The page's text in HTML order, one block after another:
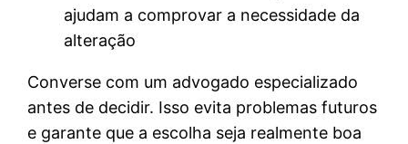
ajudam a comprovar a necessidade da
alteração
Converse com um advogado especializado
antes de decidir. Isso evita problemas futuros
e garante que a escolha seja realmente boa